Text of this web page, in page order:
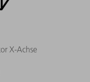
X-Achse